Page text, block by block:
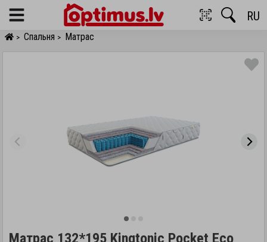
Menu RU
> Спальня > Матрас
Матрас 132*195 Kingtonic Pocket Eco